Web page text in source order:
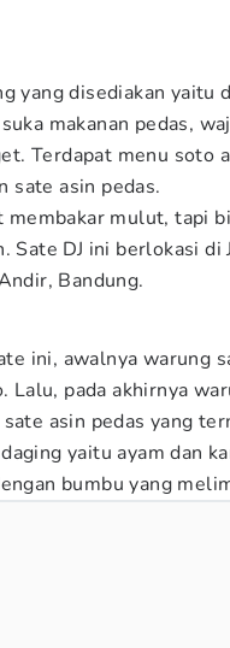
yang disediakan yaitu
makanan pedas,
Terdapat menu soto
sate asin pedas.
membakar mulut, tapi
Sate DJ ini berlokasi di
Bandung.
ini, awalnya warung
Lalu, pada akhirnya
asin pedas yang
yaitu ayam dan
bumbu yang